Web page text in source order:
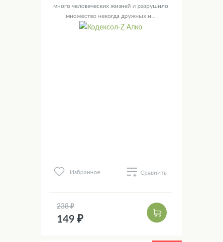
много человеческих жизней и разрушило
множество некогда дружных и...
Избранное Сравнить
238 ₽
149 ₽